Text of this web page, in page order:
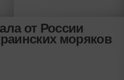
от России
моряков